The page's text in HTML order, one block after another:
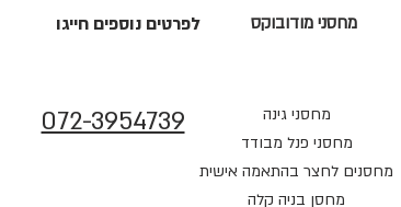
לפרטים נוספים חייגו מחסני מודובוקס
072-3954739
מחסני גינה
מחסני פנל מבודד
מחסנים לחצר בהתאמה אישית
מחסן בניה קלה